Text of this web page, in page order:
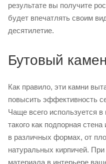
результате вы получите
будет впечатлять своим
десятилетие.
Бутовый
Как правило, эти камни
повысить эффективность
Чаще всего используется в
такого как подпорная
в различных формах, от
натуральных кирпичей. При
материала в интерьере